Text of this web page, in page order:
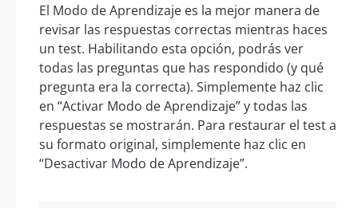
El Modo de Aprendizaje es la mejor manera de
revisar las respuestas correctas mientras haces
un test. Habilitando esta opción, podrás ver
todas las preguntas que has respondido (y qué
pregunta era la correcta). Simplemente haz clic
en “Activar Modo de Aprendizaje” y todas las
respuestas se mostrarán. Para restaurar el test a
su formato original, simplemente haz clic en
“Desactivar Modo de Aprendizaje”.